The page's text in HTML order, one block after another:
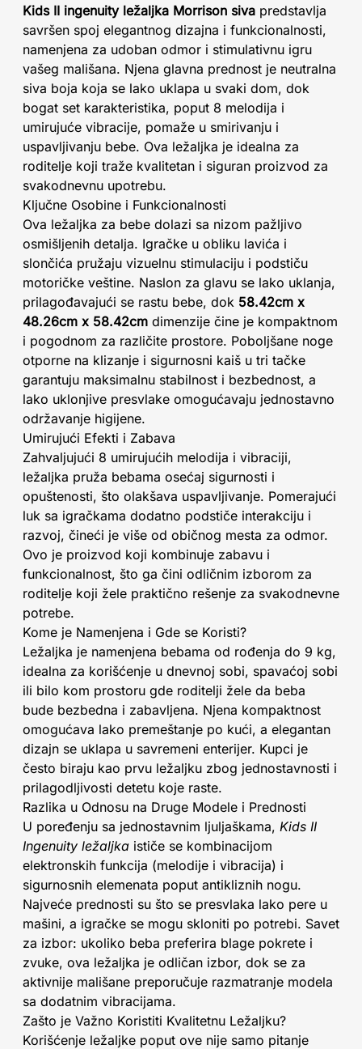
Kids II ingenuity ležaljka Morrison siva predstavlja
savršen spoj elegantnog dizajna i funkcionalnosti,
namenjena za udoban odmor i stimulativnu igru
vašeg mališana. Njena glavna prednost je neutralna
siva boja koja se lako uklapa u svaki dom, dok
bogat set karakteristika, poput 8 melodija i
umirujuće vibracije, pomaže u smirivanju i
uspavljivanju bebe. Ova ležaljka je idealna za
roditelje koji traže kvalitetan i siguran proizvod za
svakodnevnu upotrebu.
Ključne Osobine i Funkcionalnosti
Ova ležaljka za bebe dolazi sa nizom pažljivo
osmišljenih detalja. Igračke u obliku lavića i
slončića pružaju vizuelnu stimulaciju i podstiču
motoričke veštine. Naslon za glavu se lako uklanja,
prilagođavajući se rastu bebe, dok 58.42cm x
48.26cm x 58.42cm dimenzije čine je kompaktnom
i pogodnom za različite prostore. Poboljšane noge
otporne na klizanje i sigurnosni kaiš u tri tačke
garantuju maksimalnu stabilnost i bezbednost, a
lako uklonjive presvlake omogućavaju jednostavno
održavanje higijene.
Umirujući Efekti i Zabava
Zahvaljujući 8 umirujućih melodija i vibraciji,
ležaljka pruža bebama osećaj sigurnosti i
opuštenosti, što olakšava uspavljivanje. Pomerajući
luk sa igračkama dodatno podstiče interakciju i
razvoj, čineći je više od običnog mesta za odmor.
Ovo je proizvod koji kombinuje zabavu i
funkcionalnost, što ga čini odličnim izborom za
roditelje koji žele praktično rešenje za svakodnevne
potrebe.
Kome je Namenjena i Gde se Koristi?
Ležaljka je namenjena bebama od rođenja do 9 kg,
idealna za korišćenje u dnevnoj sobi, spavaćoj sobi
ili bilo kom prostoru gde roditelji žele da beba
bude bezbedna i zabavljena. Njena kompaktnost
omogućava lako premeštanje po kući, a elegantan
dizajn se uklapa u savremeni enterijer. Kupci je
često biraju kao prvu ležaljku zbog jednostavnosti i
prilagodljivosti detetu koje raste.
Razlika u Odnosu na Druge Modele i Prednosti
U poređenju sa jednostavnim ljuljaškama, Kids II
Ingenuity ležaljka ističe se kombinacijom
elektronskih funkcija (melodije i vibracija) i
sigurnosnih elemenata poput antikliznih nogu.
Najveće prednosti su što se presvlaka lako pere u
mašini, a igračke se mogu skloniti po potrebi. Savet
za izbor: ukoliko beba preferira blage pokrete i
zvuke, ova ležaljka je odličan izbor, dok se za
aktivnije mališane preporučuje razmatranje modela
sa dodatnim vibracijama.
Zašto je Važno Koristiti Kvalitetnu Ležaljku?
Korišćenje ležaljke poput ove nije samo pitanje